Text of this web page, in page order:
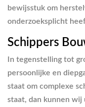
bewijsstuk om
onderzoeksplicht
Schippers
In tegenstelling tot
persoonlijke en
staat om complexe
staat, dan kunnen